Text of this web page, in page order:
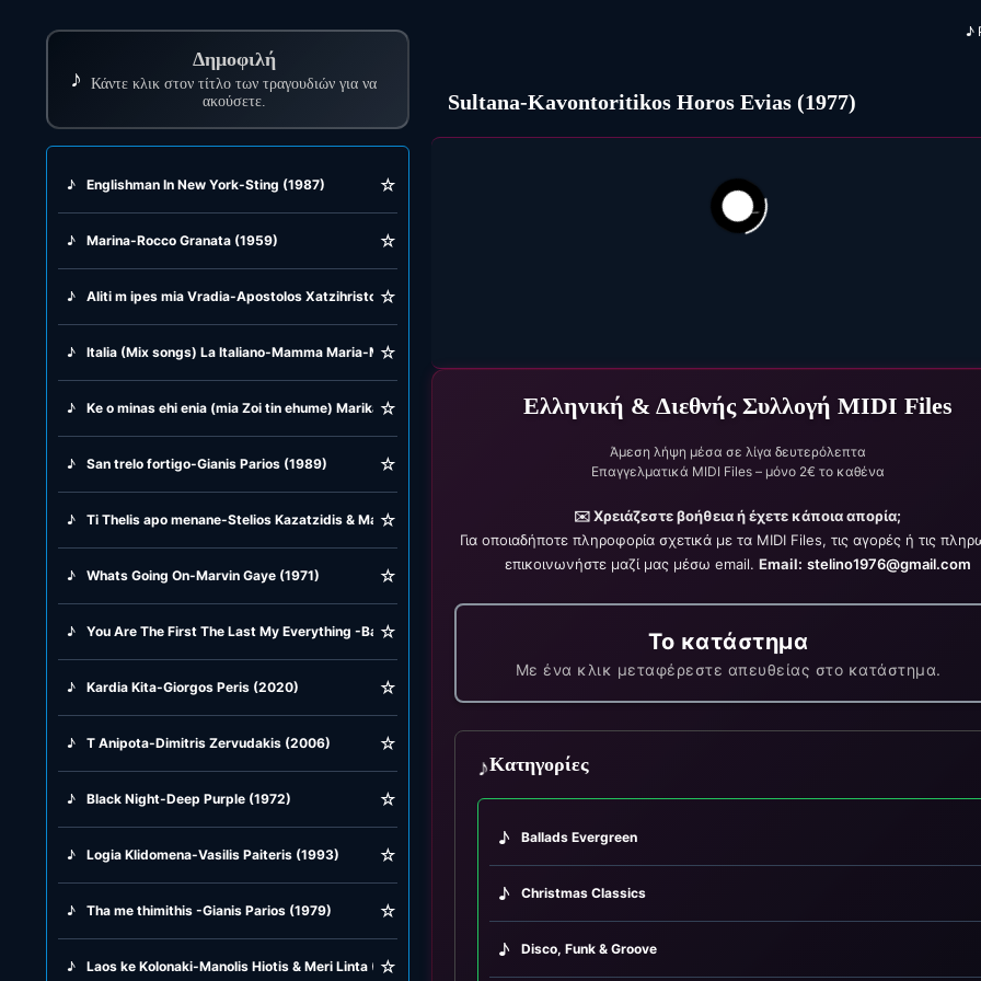
♪
Δημοφιλή
Κάντε κλικ στον τίτλο των τραγουδιών για να
ακούσετε.
♪ Englishman In New York-Sting (1987) ☆
♪ Marina-Rocco Granata (1959) ☆
♪ Aliti m ipes mia Vradia-Apostolos Xatzihristos (1939)
☆
♪ Italia (Mix songs) La Italiano-Mamma Maria-Marina -Volare (1983)
☆
♪ Ke o minas ehi enia (mia Zoi tin ehume) Marika Ninu (1953)
☆
♪ San trelo fortigo-Gianis Parios (1989) ☆
♪ Ti Thelis apo menane-Stelios Kazatzidis & Marinela (1975)
☆
♪ Whats Going On-Marvin Gaye (1971) ☆
♪ You Are The First The Last My Everything -Barry White (1974)
☆
♪ Kardia Kita-Giorgos Peris (2020) ☆
♪ T Anipota-Dimitris Zervudakis (2006) ☆
♪ Black Night-Deep Purple (1972) ☆
♪ Logia Klidomena-Vasilis Paiteris (1993) ☆
♪ Tha me thimithis -Gianis Parios (1979) ☆
♪ Laos ke Kolonaki-Manolis Hiotis & Meri Linta (1959)
☆
♪
Sultana-Kavontoritikos Horos Evias (1977)
Ελληνική & Διεθνής Συλλογή MIDI Files
Άμεση λήψη μέσα σε λίγα δευτερόλεπτα
Επαγγελματικά MIDI Files – μόνο 2€ το καθένα
✉️ Χρειάζεστε βοήθεια ή έχετε κάποια απορία;
Για οποιαδήποτε πληροφορία σχετικά με τα MIDI Files, τις αγορές ή τις
επικοινωνήστε μαζί μας μέσω email. Email: stelino1976@gmail.com
Το κατάστημα
Με ένα κλικ μεταφέρεστε απευθείας στο κατάστημα.
♪Κατηγορίες
♪ Ballads Evergreen
♪ Christmas Classics
♪ Disco, Funk & Groove